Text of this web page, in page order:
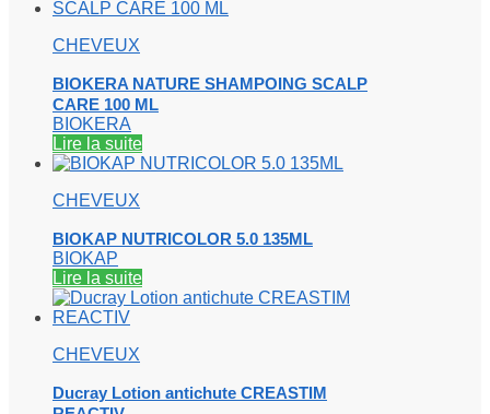
CHEVEUX
BIOKERA NATURE SHAMPOING SCALP
CARE 100 ML
BIOKERA
Lire la suite
CHEVEUX
BIOKAP NUTRICOLOR 5.0 135ML
BIOKAP
Lire la suite
CHEVEUX
Ducray Lotion antichute CREASTIM